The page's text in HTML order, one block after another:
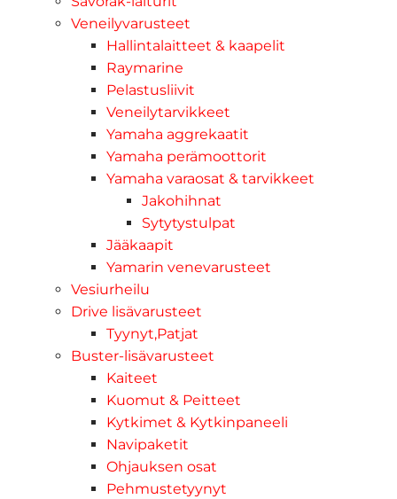
Veneilyvarusteet
Hallintalaitteet & kaapelit
Raymarine
Pelastusliivit
Veneilytarvikkeet
Yamaha aggrekaatit
Yamaha perämoottorit
Yamaha varaosat & tarvikkeet
Jakohihnat
Sytytystulpat
Jääkaapit
Yamarin venevarusteet
Vesiurheilu
Drive lisävarusteet
Tyynyt,Patjat
Buster-lisävarusteet
Kaiteet
Kuomut & Peitteet
Kytkimet & Kytkinpaneeli
Navipaketit
Ohjauksen osat
Pehmustetyynyt